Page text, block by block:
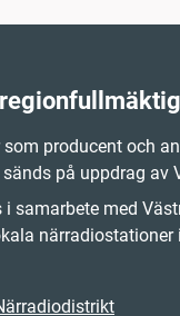
producent och
på uppdrag av
samarbete med
närradiostationer